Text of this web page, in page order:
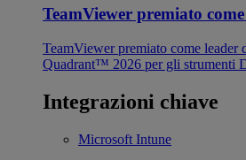
TeamViewer premiato
TeamViewer premiato come
Quadrant™ 2026 per gli strumenti
Integrazioni chiave
Microsoft Intune